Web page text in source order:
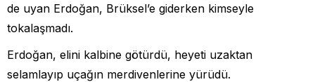
de uyan Erdoğan, Brüksel’e giderken kimseyle
tokalaşmadı.
Erdoğan, elini kalbine götürdü, heyeti uzaktan
selamlayıp uçağın merdivenlerine yürüdü.